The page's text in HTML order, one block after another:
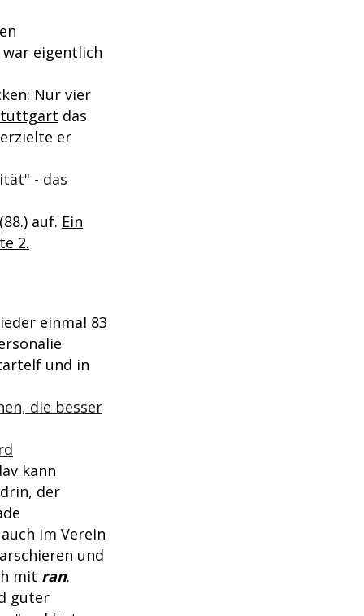
eigentlich
Nur vier
das
er
- das
(88.) auf. Ein
2.
einmal 83
und in
die besser
kann
der
im Verein
und
mit ran.
guter